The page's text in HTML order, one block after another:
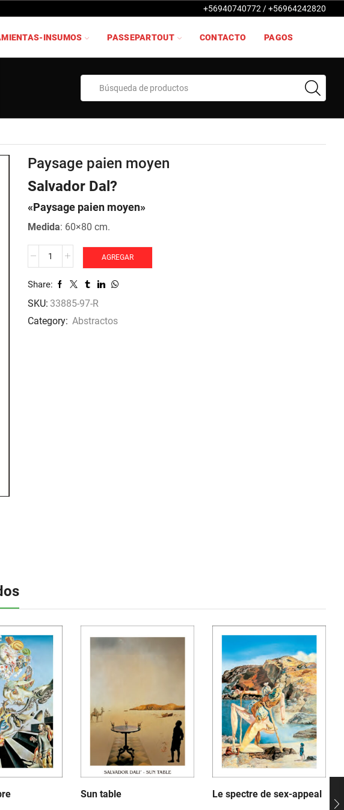
+56940740772 / +56964242820
INSUMOS PASSEPARTOUT CONTACTO PAGOS
Paysage paien moyen
Salvador Dal?
«Paysage paien moyen»
Medida: 60×80 cm.
Paysage
cantidad
AGREGAR
Share:
SKU: 33885-97-R
Category: Abstractos
Sun table Le spectre de sex-appeal